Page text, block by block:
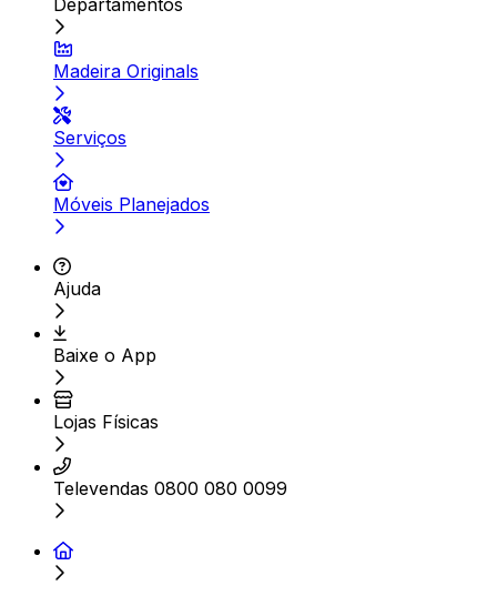
Departamentos
Madeira Originals
Serviços
Móveis Planejados
Ajuda
Baixe o App
Lojas Físicas
Televendas 0800 080 0099